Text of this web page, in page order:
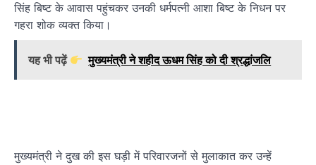
सिंह बिष्ट के आवास पहुंचकर उनकी धर्मपत्नी आशा बिष्ट के निधन पर
गहरा शोक व्यक्त किया।
यह भी पढ़ें मुख्यमंत्री ने शहीद ऊधम सिंह को दी श्रद्धांजलि
मुख्यमंत्री ने दुख की इस घड़ी में परिवारजनों से मुलाकात कर उन्हें